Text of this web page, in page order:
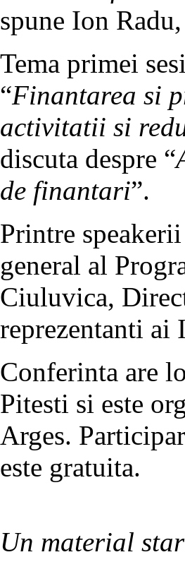
spune Ion
Tema primei
“Finantarea si
activitatii si
discuta despre “
de finantari”.
Printre
general al
Ciuluvica,
reprezentanti
Conferinta are
Pitesti si este
Arges.
este gratuita.
Un material